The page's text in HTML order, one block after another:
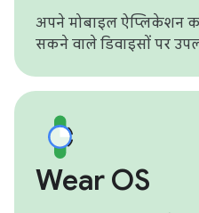
अपने मोबाइल ऐप्लिकेशन
सकने वाले डिवाइसों पर
Wear OS